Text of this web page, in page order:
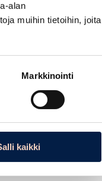
alan
muihin tietoihin, joita
Markkinointi
kaikki